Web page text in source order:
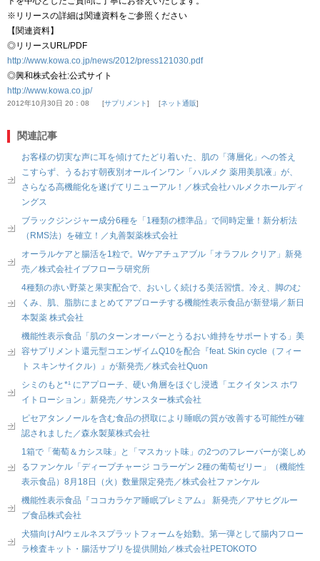
※リリースの詳細は関連資料をご参照ください
【関連資料】
◎リリースURL/PDF
http://www.kowa.co.jp/news/2012/press121030.pdf
◎興和株式会社:公式サイト
http://www.kowa.co.jp/
2012年10月30日 20：08 サプリメント ネット通販
関連記事
お客様の切実な声に耳を傾けてたどり着いた、肌の「薄層化」への答え
こすらず、うるおす朝夜別オールインワン「ハルメク 薬用美肌液」が、
さらなる高機能化を遂げてリニューアル！／株式会社ハルメクホールディ
ングス
ブラックジンジャー成分6種を「1種類の標準品」で同時定量！新分析法
（RMS法）を確立！／丸善製薬株式会社
オーラルケアと腸活を1粒で。Wケアチュアブル「オラフル クリア」新発
売／株式会社イブフローラ研究所
4種類の赤い野菜と果実配合で、おいしく続ける美活習慣。冷え、脚のむ
くみ、肌、脂肪にまとめてアプローチする機能性表示食品が新登場／新日
本製薬 株式会社
機能性表示食品「肌のターンオーバーとうるおい維持をサポートする」美
容サプリメント還元型コエンザイムQ10を配合『feat. Skin cycle（フィー
ト スキンサイクル）』が新発売／株式会社Quon
シミのもと*¹ にアプローチ、硬い角層をほぐし浸透「エクイタンス ホワ
イトローション」新発売／サンスター株式会社
ピセアタンノールを含む食品の摂取により睡眠の質が改善する可能性が確
認されました／森永製菓株式会社
1箱で「葡萄＆カシス味」と「マスカット味」の2つのフレーバーが楽しめ
るファンケル「ディープチャージ コラーゲン 2種の葡萄ゼリー」（機能性
表示食品）8月18日（火）数量限定発売／株式会社ファンケル
機能性表示食品『ココカラケア睡眠プレミアム』 新発売／アサヒグルー
プ食品株式会社
犬猫向けAIウェルネスプラットフォームを始動。第一弾として腸内フロー
ラ検査キット・腸活サプリを提供開始／株式会社PETOKOTO